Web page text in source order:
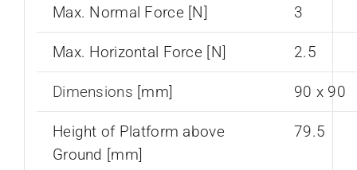
Max. Normal Force [N] 3
Max. Horizontal Force [N] 2.5
Dimensions [mm] 90 x 90
Height of Platform above
Ground [mm]
79.5